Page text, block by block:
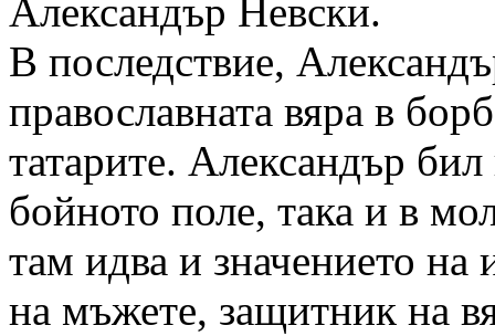
Александър Невски.
В последствие,
православната вяра в
татарите. Александър
бойното поле, така и в
там идва и значението
на мъжете, защитник на